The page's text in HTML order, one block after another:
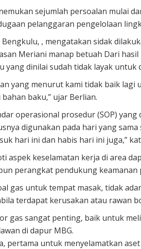
sejumlah persoalan mulai
pelanggaran pengelolaan
, mengatakan sidak
Meriani manap betuah Dari
yang dinilai sudah tidak layak untuk
yang menurut kami tidak baik lagi
baku,” ujar Berlian.
operasional prosedur (SOP)
digunakan pada hari yang sama
hari ini dan habis hari ini juga,”
aspek keselamatan kerja di area
perangkat pendukung keamanan
gas untuk tempat masak, tidak
terdapat kerusakan atau rawan
gas sangat penting, baik untuk
di dapur MBG.
pertama untuk menyelamatkan aset